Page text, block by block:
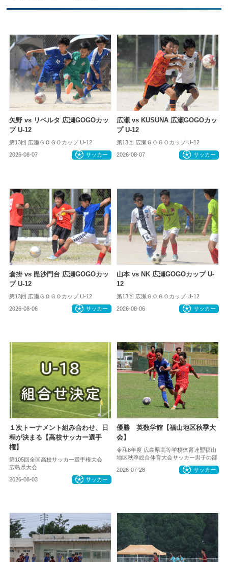
矢野 vs リベルタ 広瀬GOGOカッ
プ U-12
第13回 広瀬ＧＯＧＯカップ U-12
2026-08-07 サッカー
広瀬 vs KUSUNA 広瀬GOGOカッ
プ U-12
第13回 広瀬ＧＯＧＯカップ U-12
2026-08-07 サッカー
倉掛 vs 毘沙門台 広瀬GOGOカッ
プ U-12
第13回 広瀬ＧＯＧＯカップ U-12
2026-08-06 サッカー
山本 vs NK 広瀬GOGOカップ U-
12
第13回 広瀬ＧＯＧＯカップ U-12
2026-08-06 サッカー
１次トーナメント組み合わせ、日
程が決まる【高校サッカー選手
権】
第105回全国高校サッカー選手権大会
広島県大会
2026-08-03 サッカー
優勝 英数学館【福山地区秋季大
会】
令和8年度 広島県高等学校体育連盟福山
地区秋季総合体育大会サッカー男子の部
2026-07-28 サッカー